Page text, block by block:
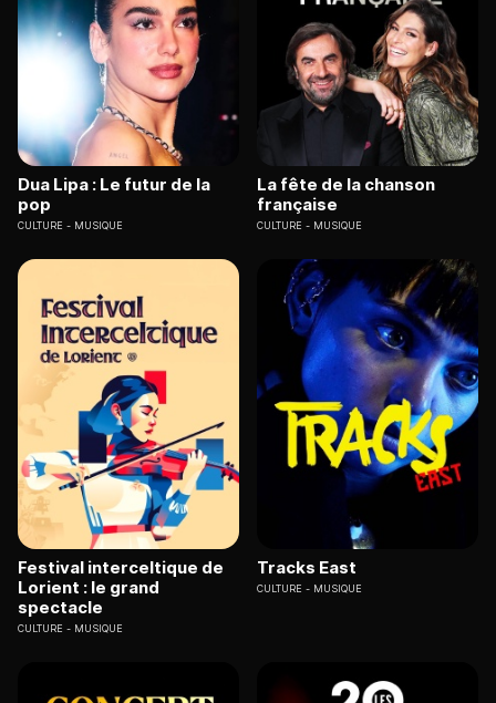
Dua Lipa : Le futur de la
pop
CULTURE MUSIQUE
La fête de la chanson
française
CULTURE MUSIQUE
Festival interceltique de
Lorient : le grand
spectacle
CULTURE MUSIQUE
Tracks East
CULTURE MUSIQUE